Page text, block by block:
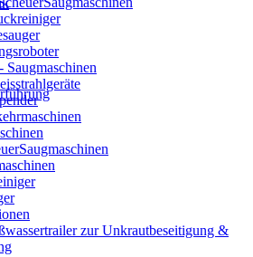
Saugmaschinen
zur Unkrautbeseitigung &